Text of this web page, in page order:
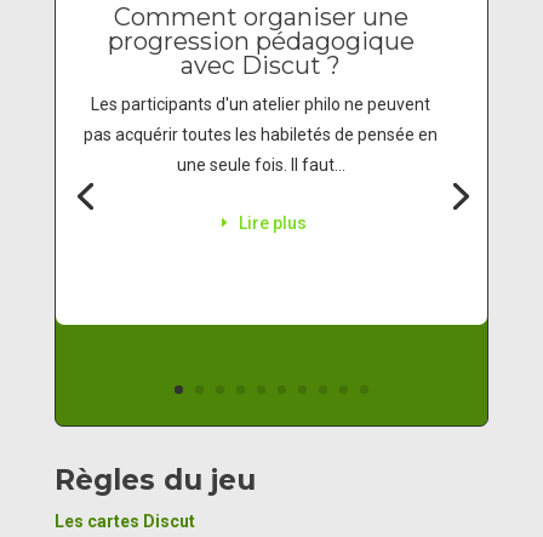
Comment organiser une
progression pédagogique
avec Discut ?
Les participants d'un atelier philo ne peuvent
pas acquérir toutes les habiletés de pensée en
une seule fois. Il faut...
Lire plus
Règles du jeu
Les cartes Discut